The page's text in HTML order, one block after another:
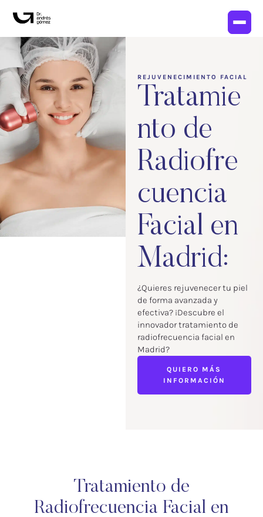
REJUVENECIMIENTO FACIAL
Tratamie
nto de
Radiofre
cuencia
Facial en
Madrid:
¿Quieres rejuvenecer tu piel
de forma avanzada y
efectiva? ¡Descubre el
innovador tratamiento de
radiofrecuencia facial en
Madrid?
QUIERO MÁS
INFORMACIÓN
Tratamiento de
Radiofrecuencia Facial en